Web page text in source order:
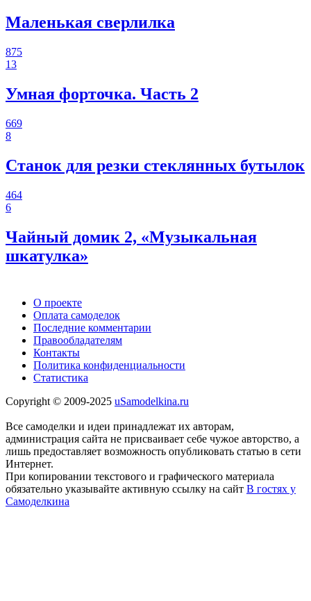
Маленькая сверлилка
875
13
Умная форточка. Часть 2
669
8
Станок для резки стеклянных бутылок
464
6
Чайный домик 2, «Музыкальная
шкатулка»
О проекте
Оплата самоделок
Последние комментарии
Правообладателям
Контакты
Политика конфиденциальности
Статистика
Copyright © 2009-2025 uSamodelkina.ru
Все самоделки и идеи принадлежат их авторам,
администрация сайта не присваивает себе чужое авторство, а
лишь предоставляет возможность опубликовать статью в сети
Интернет.
При копировании текстового и графического материала
обязательно указывайте активную ссылку на сайт В гостях у
Самоделкина